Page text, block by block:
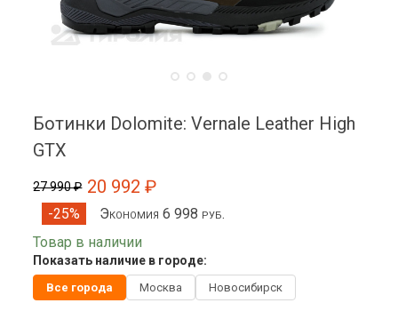
Ботинки Dolomite: Vernale Leather High
GTX
27 990 ₽ 20 992 ₽
-25%
Экономия 6 998 руб.
Товар в наличии
Показать наличие в городе:
Все города Москва Новосибирск